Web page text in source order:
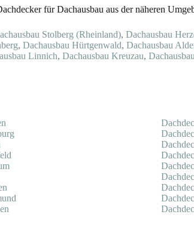
für Dachausbau aus der näheren
Stolberg (Rheinland), Dachausbau
, Dachausbau Hürtgenwald, Dachausbau
Linnich, Dachausbau Kreuzau,